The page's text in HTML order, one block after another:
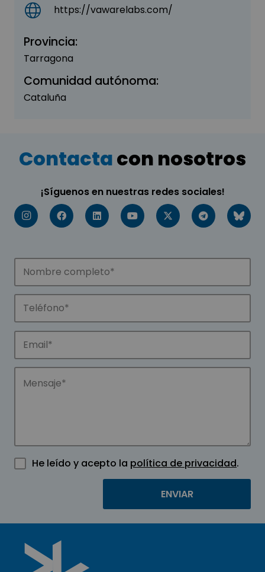
https://vawarelabs.com/
Provincia:
Tarragona
Comunidad autónoma:
Cataluña
Contactacon nosotros
¡Síguenos en nuestras redes sociales!
He leído y acepto la política de privacidad.